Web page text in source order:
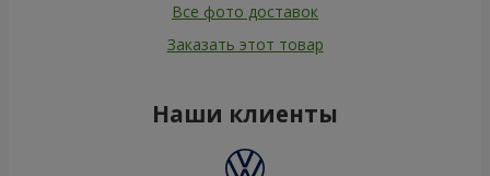
Все фото доставок
Заказать этот товар
Наши клиенты